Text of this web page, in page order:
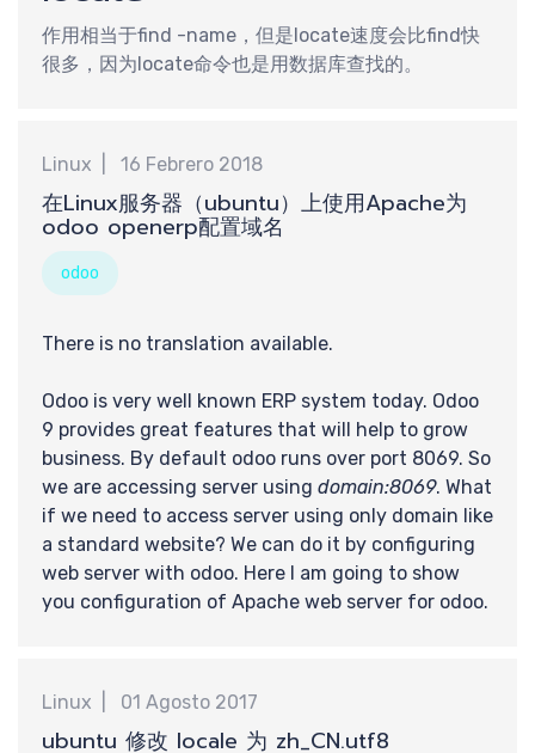
享
提
作用相当于find -name，但是locate速度会比find快
很多，因为locate命令也是用数据库查找的。
Linux 16 Febrero 2018
在Linux服务器（ubuntu）上使用Apache为
odoo openerp配置域名
odoo
There is no translation available.
Odoo is very well known ERP system today. Odoo
9 provides great features that will help to grow
business. By default odoo runs over port 8069. So
we are accessing server using domain:8069. What
if we need to access server using only domain like
a standard website? We can do it by configuring
web server with odoo. Here I am going to show
you configuration of Apache web server for odoo.
Linux 01 Agosto 2017
ubuntu 修改 locale 为 zh_CN.utf8